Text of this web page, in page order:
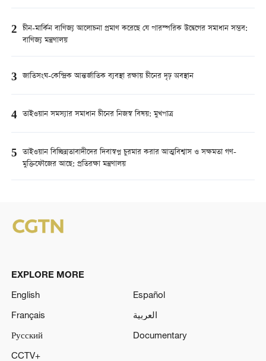
2 চীন-মার্কিন বাণিজ্য আলোচনা প্রমাণ করেছে যে পারস্পরিক উদ্বেগের সমাধান সম্ভব:
বাণিজ্য মন্ত্রণালয়
3 জাতিসংঘ-কেন্দ্রিক আন্তর্জাতিক ব্যবস্থা রক্ষায় চীনের দৃঢ় অবস্থান
4 তাইওয়ান সমস্যার সমাধান চীনের নিজস্ব বিষয়: মুখপাত্র
5 তাইওয়ান বিচ্ছিন্নতাবাদীদের দিবাস্বপ্ন চুরমার করার আত্মবিশ্বাস ও সক্ষমতা গণ-
মুক্তিফৌজের আছে: প্রতিরক্ষা মন্ত্রণালয়
EXPLORE MORE
English
Español
Français
العربية
Русский
Documentary
CCTV+